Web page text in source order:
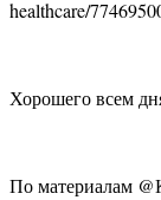
healthcare/
Хорошего всем
По материалам